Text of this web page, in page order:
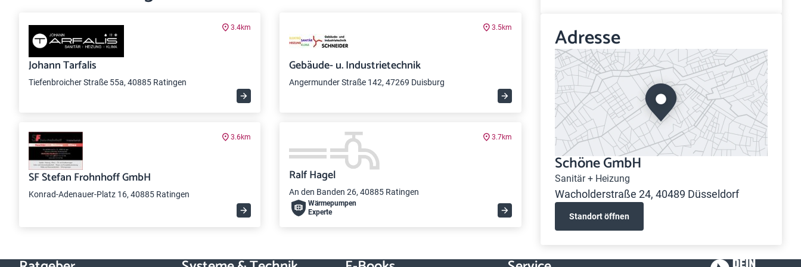
3.4km
Johann Tarfalis
Tiefenbroicher Straße 55a, 40885 Ratingen
3.5km
Gebäude- u. Industrietechnik
Angermunder Straße 142, 47269 Duisburg
3.6km
SF Stefan Frohnhoff GmbH
Konrad-Adenauer-Platz 16, 40885 Ratingen
3.7km
Ralf Hagel
An den Banden 26, 40885 Ratingen
Wärme­pumpen
Experte
Adresse
Schöne GmbH
Sanitär + Heizung
Wacholderstraße 24, 40489 Düsseldorf
Standort öffnen